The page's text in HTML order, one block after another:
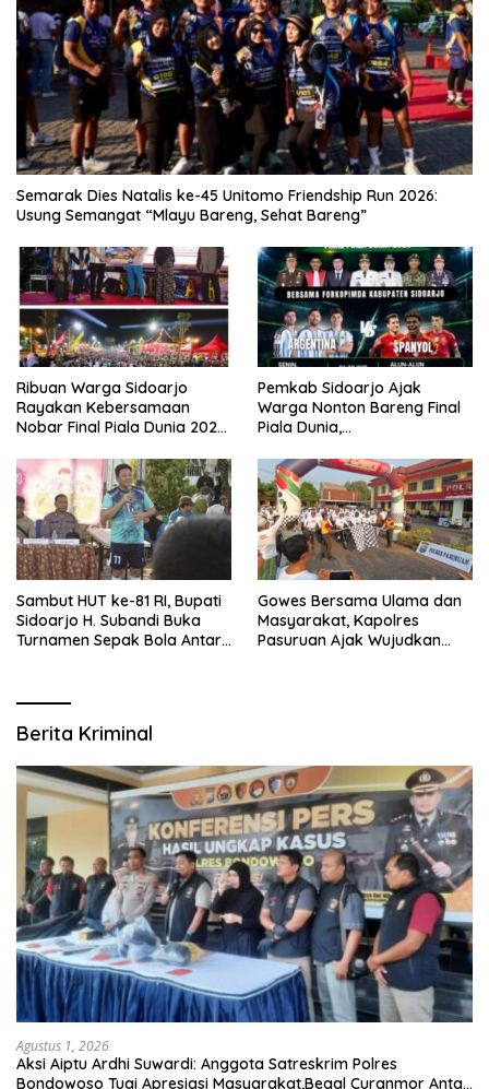
Semarak Dies Natalis ke-45 Unitomo Friendship Run 2026:
Usung Semangat “Mlayu Bareng, Sehat Bareng”
Ribuan Warga Sidoarjo
Rayakan Kebersamaan
Nobar Final Piala Dunia 2026
Forkopimda
Pemkab Sidoarjo Ajak
Warga Nonton Bareng Final
Piala Dunia,
Sambut HUT ke-81 RI, Bupati
Sidoarjo H. Subandi Buka
Turnamen Sepak Bola Antar
Gowes Bersama Ulama dan
Masyarakat, Kapolres
Pasuruan Ajak Wujudkan
Berita Kriminal
Agustus 1, 2026
Aksi Aiptu Ardhi Suwardi: Anggota Satreskrim Polres
Bondowoso Tuai Apresiasi Masyarakat,Begal Curanmor Antar